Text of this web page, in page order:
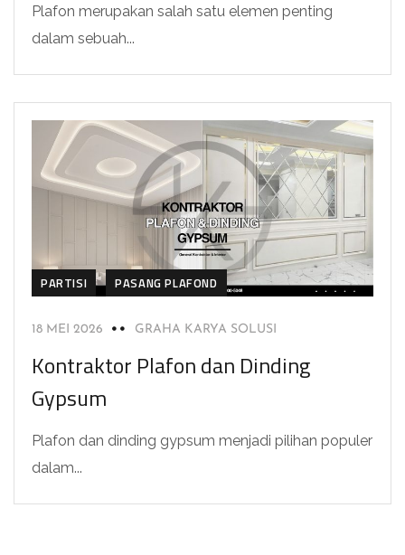
Plafon merupakan salah satu elemen penting
dalam sebuah...
PARTISI PASANG PLAFOND
18 MEI 2026 GRAHA KARYA SOLUSI
Kontraktor Plafon dan Dinding
Gypsum
Plafon dan dinding gypsum menjadi pilihan populer
dalam...